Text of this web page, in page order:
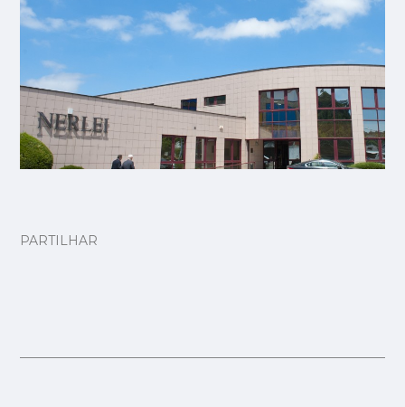
PARTILHAR